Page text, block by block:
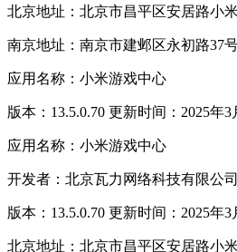
北京地址：北京市昌平区安居路小
南京地址：南京市建邺区永初路37
应用名称：小米游戏中心
版本：13.5.0.70 更新时间：2025年3
应用名称：小米游戏中心
开发者：北京瓦力网络科技有限公
版本：13.5.0.70 更新时间：2025年3
北京地址：北京市昌平区安居路小